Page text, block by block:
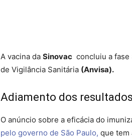
A vacina da Sinovac concluiu a fase
de Vigilância Sanitária (Anvisa).
Adiamento dos resultados
O anúncio sobre a eficácia do
pelo governo de São Paulo, que tem